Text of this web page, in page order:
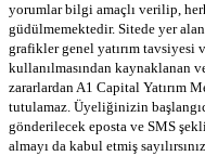
yorumlar bilgi amaçlı verilip,
güdülmemektedir. Sitede yer
grafikler genel yatırım
kullanılmasından kaynaklanan
zararlardan A1 Capital Yatırım
tutulamaz. Üyeliğinizin
gönderilecek eposta ve SMS
almayı da kabul etmiş